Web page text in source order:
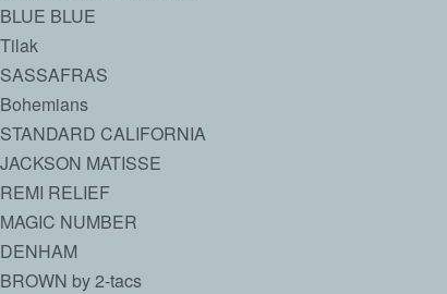
BLUE BLUE
Tilak
SASSAFRAS
Bohemians
STANDARD CALIFORNIA
JACKSON MATISSE
REMI RELIEF
MAGIC NUMBER
DENHAM
BROWN by 2-tacs